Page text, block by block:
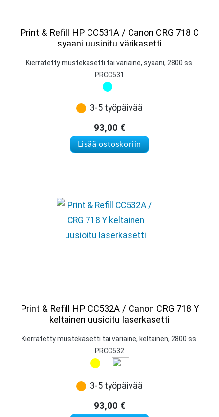
Print & Refill HP CC531A / Canon CRG 718 C
syaani uusioitu värikasetti
Kierrätetty mustekasetti tai väriaine, syaani, 2800 ss.
PRCC531
3-5 työpäivää
93,00 €
Lisää ostoskoriin
Print & Refill HP CC532A / Canon CRG 718 Y
keltainen uusioitu laserkasetti
Kierrätetty mustekasetti tai väriaine, keltainen, 2800 ss.
PRCC532
3-5 työpäivää
93,00 €